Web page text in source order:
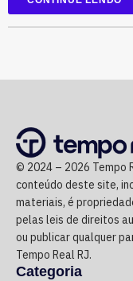
Segundo o órgão,
R$ 1 bilhão por
acumulando
operacionais e não
caixa suficiente
suas obrigações.
Na avaliação do
judicial deixou de
recuperação da
© 2024 – 2026 Tempo
conteúdo deste site,
materiais, é
pelas leis de direitos
ou publicar qualquer
Tempo Real RJ.
Categoria